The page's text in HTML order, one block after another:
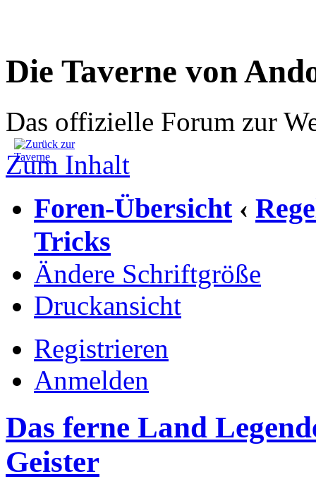
Die Taverne von
Das offizielle Forum zur
Zum Inhalt
Foren-Übersicht ‹
Tricks
Ändere Schriftgröße
Druckansicht
Registrieren
Anmelden
Das ferne Land
Geister